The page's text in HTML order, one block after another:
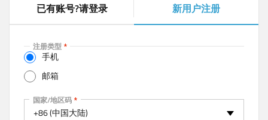
已有账号?请登录 新用户注册
a
注册类型
手机
邮箱
手机
国家/地区码
+86 (中国大陆)